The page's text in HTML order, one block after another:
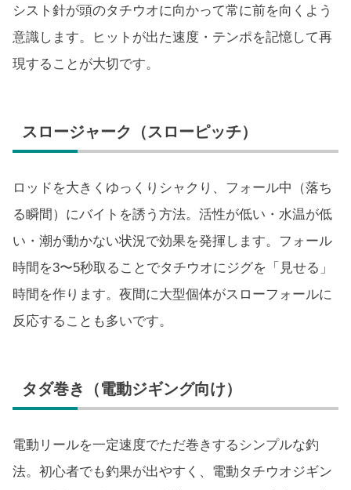
シスト針が頭のタチウオに向かって常に前を向くよう
意識します。ヒットが出た速度・テンポを記憶して再
現することが大切です。
スロージャーク（スローピッチ）
ロッドを大きくゆっくりシャクり、フォール中（落ち
る瞬間）にバイトを誘う方法。活性が低い・水温が低
い・潮が動かない状況で効果を発揮します。フォール
時間を3〜5秒取ることでタチウオにジグを「見せる」
時間を作ります。夜間に大型個体がスローフォールに
反応することも多いです。
タダ巻き（電動ジギング向け）
電動リールを一定速度でただ巻きするシンプルな釣
法。初心者でも釣果が出やすく、電動タチウオジギン